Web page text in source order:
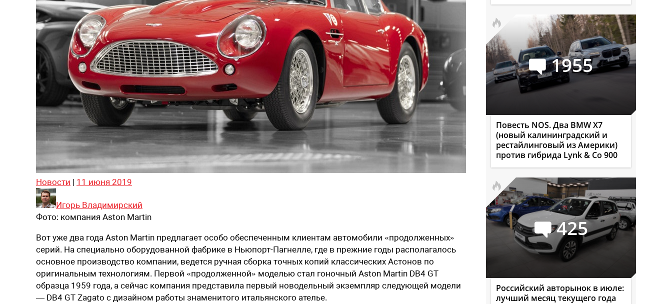
Новости | 11 июня 2019
Игорь Владимирский
Фото: компания Aston Martin
Вот уже два года Aston Martin предлагает особо обеспеченным клиентам автомобили «продолженных»
серий. На специально оборудованной фабрике в Ньюпорт-Пагнелле, где в прежние годы располагалось
основное производство компании, ведется ручная сборка точных копий классических Астонов по
оригинальным технологиям. Первой «продолженной» моделью стал гоночный Aston Martin DB4 GT
образца 1959 года, а сейчас компания представила первый новодельный экземпляр следующей модели
— DB4 GT Zagato с дизайном работы знаменитого итальянского ателье.
1955
Повесть NOS. Два BMW X7
(новый калининградский и
рестайлинговый из Америки)
против гибрида Lynk & Co 900
425
Российский авторынок в июле:
лучший месяц текущего года